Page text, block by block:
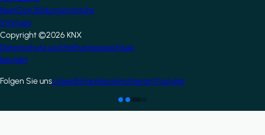
NextGen Bildungsinstitute
Startups
Copyright ©2026 KNX
Footer
Datenschutz und Haftungsausschluss
Kontakt
Folgen Sie unsLinkedInFacebookInstagramYoutube